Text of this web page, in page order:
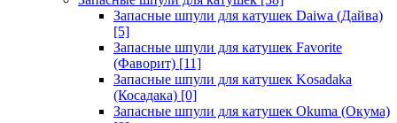
Запасные шпули для катушек Daiwa (Дайва)
[5]
Запасные шпули для катушек Favorite
(Фаворит) [11]
Запасные шпули для катушек Kosadaka
(Косадака) [0]
Запасные шпули для катушек Okuma (Окума)